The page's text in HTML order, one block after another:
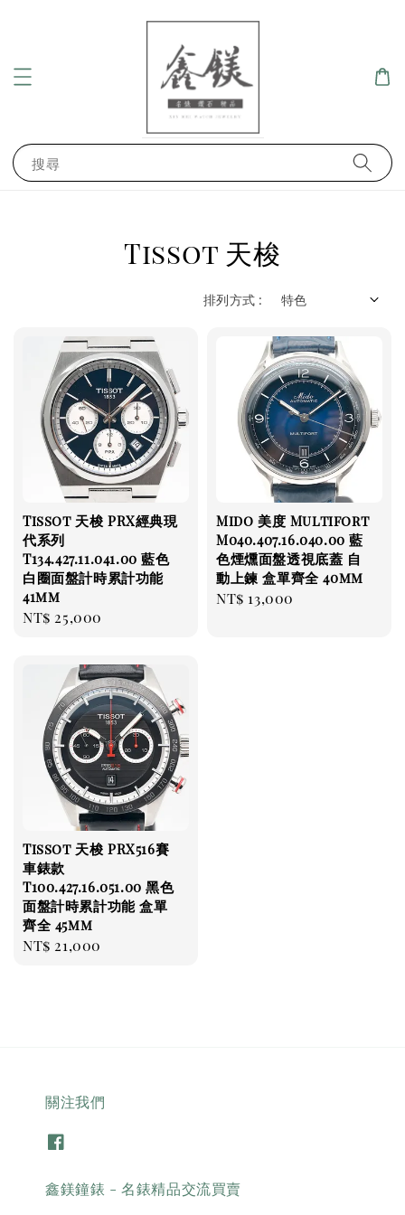
搜尋
Tissot 天梭
排列方式 :
Tissot 天梭 PRX經典現
代系列
T134.427.11.041.00 藍色
白圈面盤計時累計功能
41mm
Regular
NT$ 25,000
Mido 美度 Multifort
M040.407.16.040.00 藍
色煙燻面盤透視底蓋 自
動上鍊 盒單齊全 40mm
Regular
NT$ 13,000
Tissot 天梭 PRX516賽
車錶款
T100.427.16.051.00 黑色
面盤計時累計功能 盒單
齊全 45mm
Regular
NT$ 21,000
關注我們
鑫鎂鐘錶 - 名錶精品交流買賣